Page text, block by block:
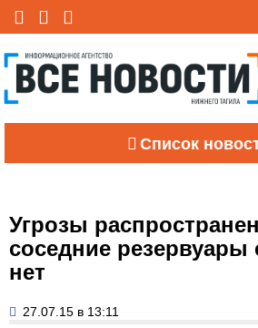
Список
Угрозы
соседние резервуары
нет
27.07.15 в 13:11